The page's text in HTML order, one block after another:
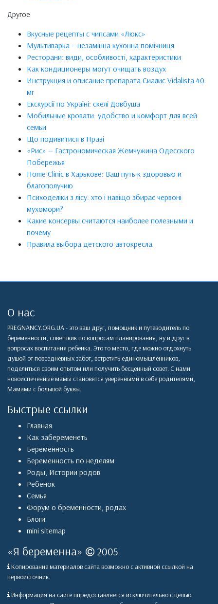
Другое
Вкусные рецепты с чипсами «Люкс»
Мультиварка – незамінна кухонна помічниця
Ресторани: види, особливості, характеристики
Как кондиционеры могут очищать воздух
Инструкция и описание препарата Сиалис Vidalista 40
мг
Екскурсії по Україні: скелі Довбуша
Мобильные кровати: удобство и комфорт для всей
семьи
Що подивитися в Празі
«Рис» — Гастрономическая Жемчужина Одесского
Побережья
Home Clinic в Харькове: Ваш путь к здоровью и
благополучию
Психоделіки з лісу: хто і навіщо збирає червоні
мухомори?
Какие консервы считаются наиболее полезными и
почему
Правила выбора детского автокресла
О нас
PREGNANCY.ORG.UA - это ваш друг, помощник и путеводитель по
беременности, советчкик по вопросам планирования, ну и друг в
вопросах воспитания ребенка. Это то место, где можно отдохнуть
душой от повседневных забот, встретить единомышленников,
поделиться своим опытом или получить бесценный совет. С нами
новоиспеченные мамы становятся уверенными в себе родителями,
Мамами с большой буквы.
Быстрые ссылки
Главная
Как забеременеть
Беременность
Беременность по неделям
Роды, Истории родов
Ребенок
Семья
Форум о бременности, родах
Блоги
mini sitemap
«Я беременна» 2005
Копирование материалов сайта возможно с активной ссылкой на
первоисточник.
Информация на сайте ппредоставляется исключительно с целью